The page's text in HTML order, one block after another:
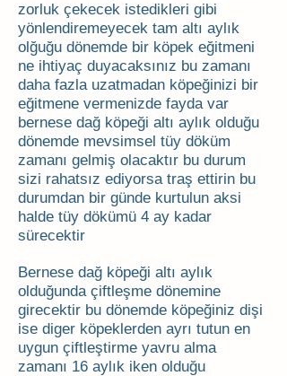
zorluk çekecek istedikleri gibi
yönlendiremeyecek tam altı aylık
olğuğu dönemde bir köpek eğitmeni
ne ihtiyaç duyacaksınız bu zamanı
daha fazla uzatmadan köpeğinizi bir
eğitmene vermenizde fayda var
bernese dağ köpeği altı aylık olduğu
dönemde mevsimsel tüy döküm
zamanı gelmiş olacaktır bu durum
sizi rahatsız ediyorsa traş ettirin bu
durumdan bir günde kurtulun aksi
halde tüy dökümü 4 ay kadar
sürecektir
Bernese dağ köpeği altı aylık
olduğunda çiftleşme dönemine
girecektir bu dönemde köpeğiniz dişi
ise diger köpeklerden ayrı tutun en
uygun çiftleştirme yavru alma
zamanı 16 aylık iken olduğu